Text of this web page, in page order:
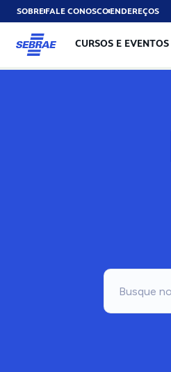
SOBREFALE CONOSCOENDEREÇOS
CURSOS E EVENTOS